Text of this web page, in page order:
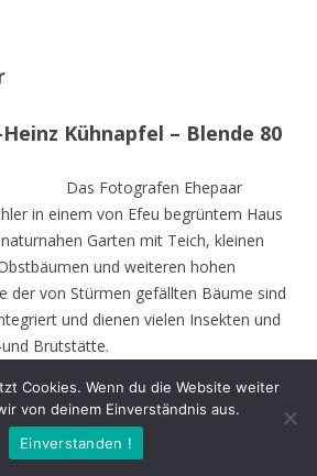
Kühnapfel – Blende 80
Das Fotografen Ehepaar
in einem von Efeu begrüntem Haus
Garten mit Teich, kleinen
und weiteren hohen
der von Stürmen gefällten Bäume sind
und dienen vielen Insekten und
Brutstätte.
des NABU Unna und setzen sich seit
und Umweltschutz nein.
Cookies. Wenn du die Website weiter
von deinem Einverständnis aus.
Einverstanden !